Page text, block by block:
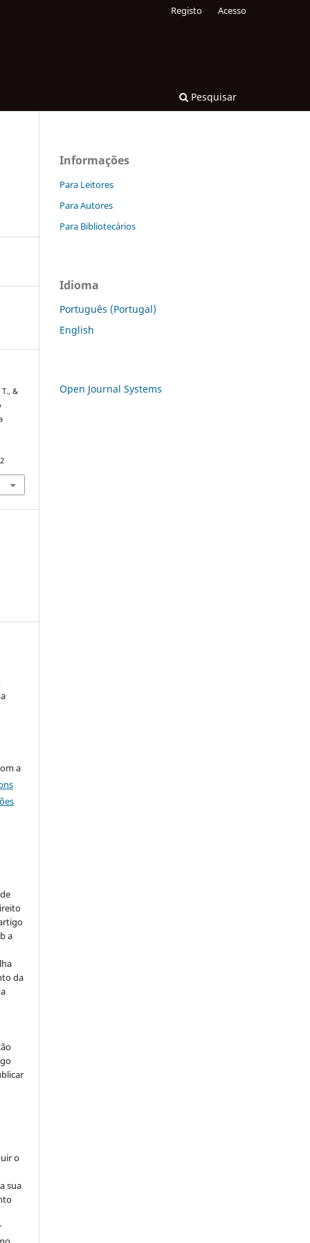
Pesquisar
Registo Acesso
&
a
a
da
o
sua
Informações
Para Leitores
Para Autores
Para Bibliotecários
Idioma
Português (Portugal)
English
Open Journal Systems